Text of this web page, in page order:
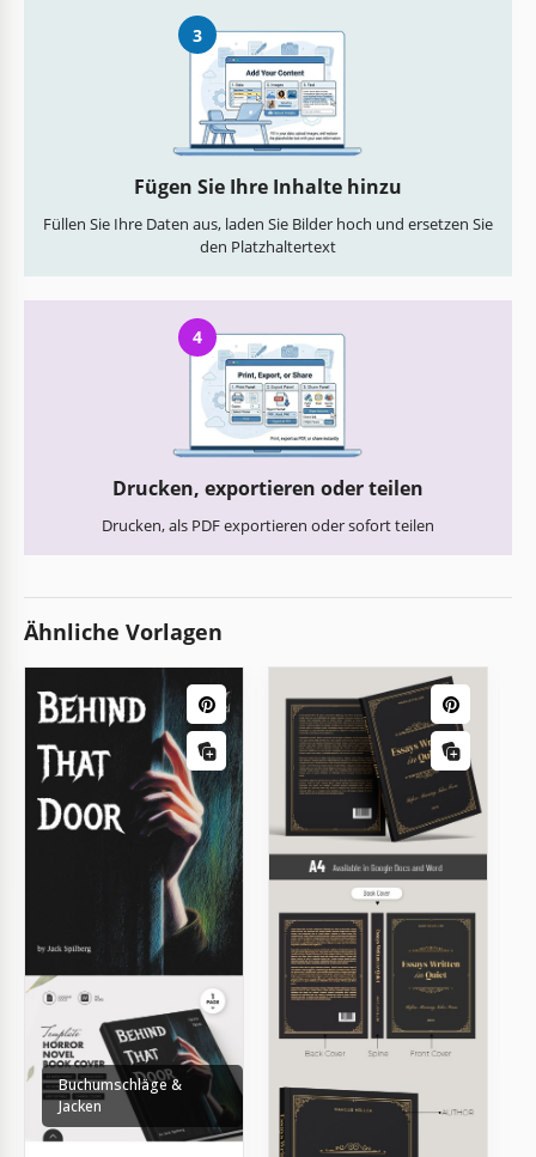
3
Fügen Sie Ihre Inhalte hinzu
Füllen Sie Ihre Daten aus, laden Sie Bilder hoch und ersetzen Sie
den Platzhaltertext
4
Drucken, exportieren oder teilen
Drucken, als PDF exportieren oder sofort teilen
Ähnliche Vorlagen
Buchumschläge &
Jacken